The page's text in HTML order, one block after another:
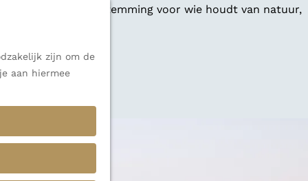
zijn om de
aan hiermee
veelzijdige bestemming voor wie houdt van natuur,